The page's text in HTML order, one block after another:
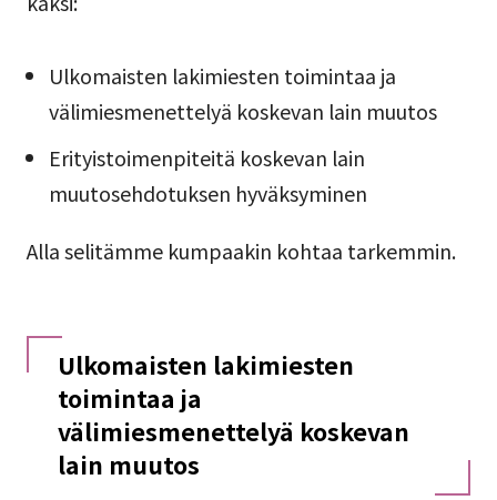
Ulkomaisten lakimiesten toimintaa ja
välimiesmenettelyä koskevan lain muutos
Erityistoimenpiteitä koskevan lain
muutosehdotuksen hyväksyminen
Alla selitämme kumpaakin kohtaa tarkemmin.
Ulkomaisten lakimiesten
toimintaa ja
välimiesmenettelyä koskevan
lain muutos